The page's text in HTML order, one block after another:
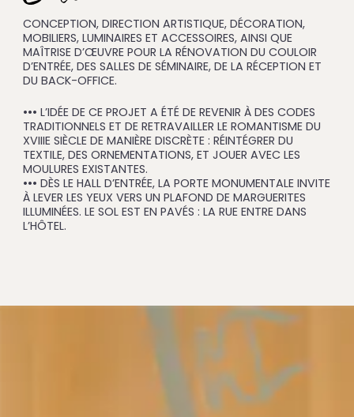
CONCEPTION, DIRECTION ARTISTIQUE, DÉCORATION,
MOBILIERS, LUMINAIRES ET ACCESSOIRES, AINSI QUE
MAÎTRISE D’ŒUVRE POUR LA RÉNOVATION DU COULOIR
D’ENTRÉE, DES SALLES DE SÉMINAIRE, DE LA RÉCEPTION ET
DU BACK-OFFICE.
••• L’IDÉE DE CE PROJET A ÉTÉ DE REVENIR À DES CODES
TRADITIONNELS ET DE RETRAVAILLER LE ROMANTISME DU
XVIIIE SIÈCLE DE MANIÈRE DISCRÈTE : RÉINTÉGRER DU
TEXTILE, DES ORNEMENTATIONS, ET JOUER AVEC LES
MOULURES EXISTANTES.
••• DÈS LE HALL D’ENTRÉE, LA PORTE MONUMENTALE INVITE
À LEVER LES YEUX VERS UN PLAFOND DE MARGUERITES
ILLUMINÉES. LE SOL EST EN PAVÉS : LA RUE ENTRE DANS
L’HÔTEL.